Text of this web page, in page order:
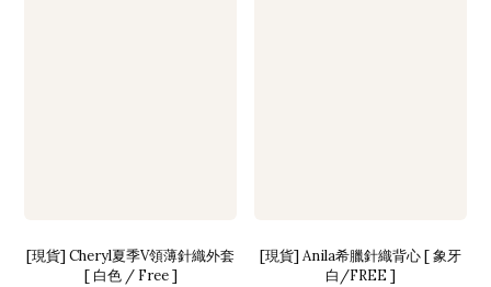
[現貨] Cheryl夏季V領薄針織外套
[ 白色 / Free ]
[現貨] Anila希臘針織背心 [ 象牙
白/FREE ]